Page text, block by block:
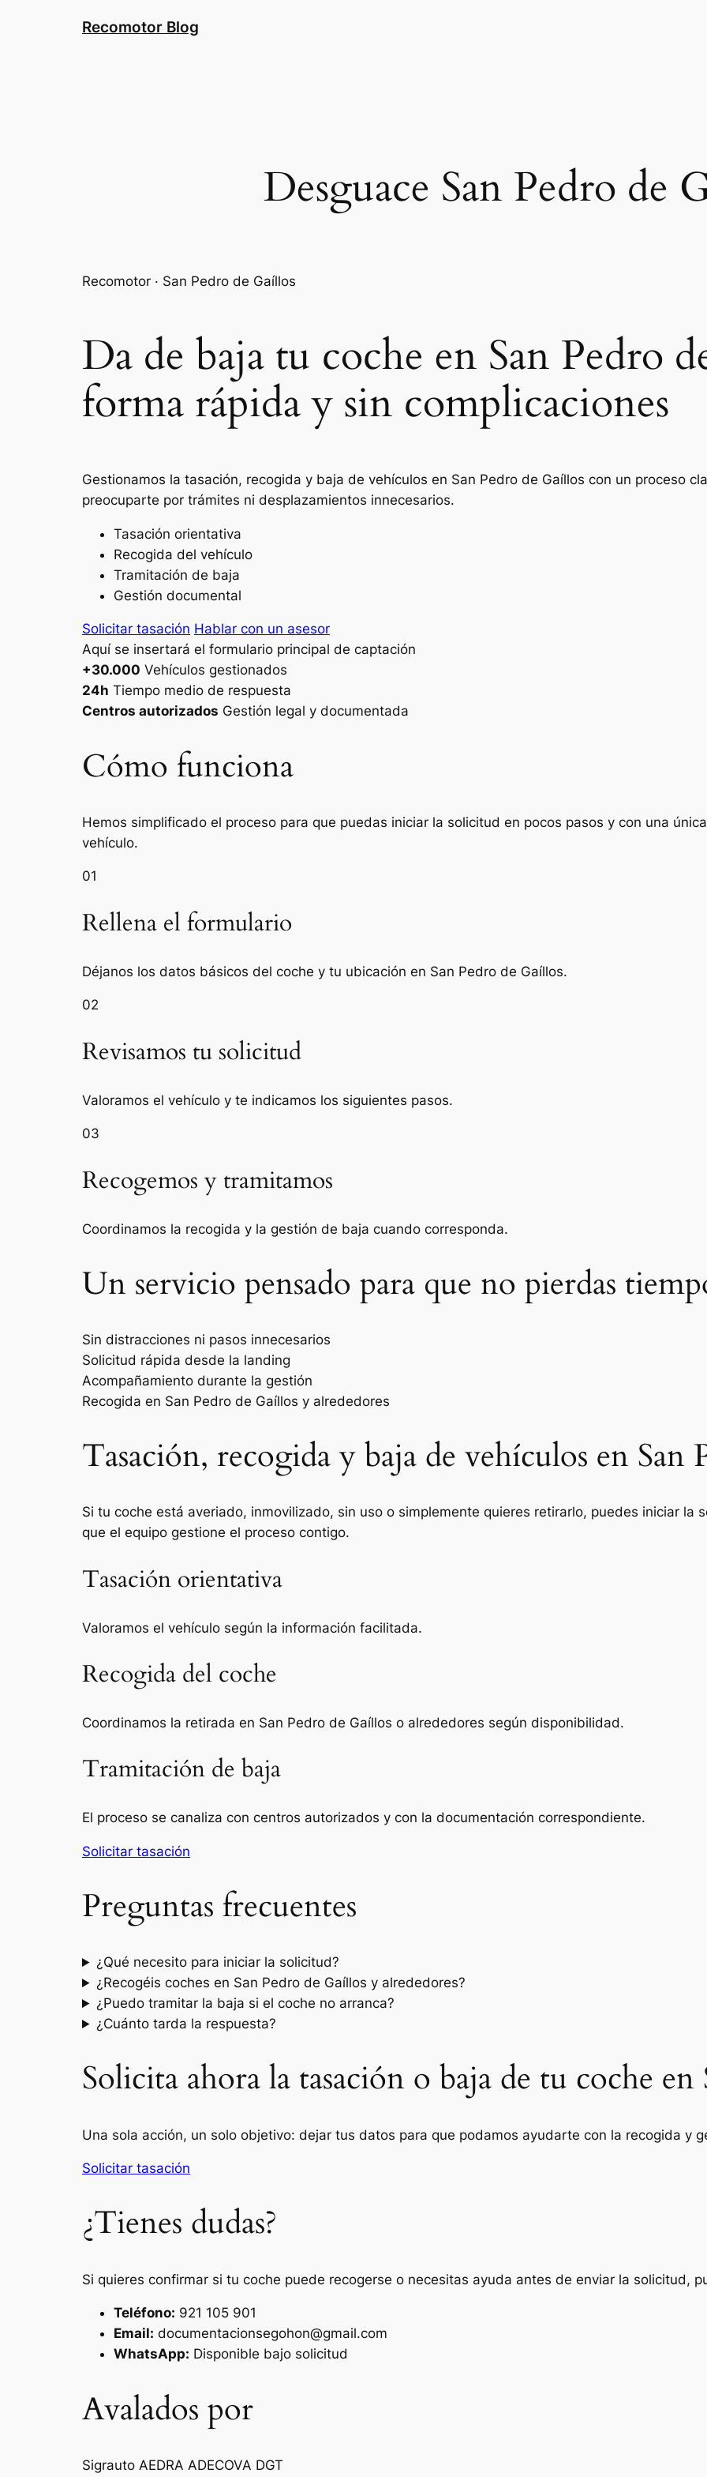
Recomotor Blog
Desguace San Pedro de
Recomotor · San Pedro de Gaíllos
Da de baja tu coche en San Pedro
forma rápida y sin complicaciones
Gestionamos la tasación, recogida y baja de vehículos en San Pedro de Gaíllos con un proceso
preocuparte por trámites ni desplazamientos innecesarios.
Tasación orientativa
Recogida del vehículo
Tramitación de baja
Gestión documental
Solicitar tasación Hablar con un asesor
Aquí se insertará el formulario principal de captación
+30.000 Vehículos gestionados
24h Tiempo medio de respuesta
Centros autorizados Gestión legal y documentada
Cómo funciona
Hemos simplificado el proceso para que puedas iniciar la solicitud en pocos pasos y con una
vehículo.
01
Rellena el formulario
Déjanos los datos básicos del coche y tu ubicación en San Pedro de Gaíllos.
02
Revisamos tu solicitud
Valoramos el vehículo y te indicamos los siguientes pasos.
03
Recogemos y tramitamos
Coordinamos la recogida y la gestión de baja cuando corresponda.
Un servicio pensado para que no pierdas
Sin distracciones ni pasos innecesarios
Solicitud rápida desde la landing
Acompañamiento durante la gestión
Recogida en San Pedro de Gaíllos y alrededores
Tasación, recogida y baja de vehículos en San
Si tu coche está averiado, inmovilizado, sin uso o simplemente quieres retirarlo, puedes iniciar la
que el equipo gestione el proceso contigo.
Tasación orientativa
Valoramos el vehículo según la información facilitada.
Recogida del coche
Coordinamos la retirada en San Pedro de Gaíllos o alrededores según disponibilidad.
Tramitación de baja
El proceso se canaliza con centros autorizados y con la documentación correspondiente.
Solicitar tasación
Preguntas frecuentes
¿Qué necesito para iniciar la solicitud?
¿Recogéis coches en San Pedro de Gaíllos y alrededores?
¿Puedo tramitar la baja si el coche no arranca?
¿Cuánto tarda la respuesta?
Solicita ahora la tasación o baja de tu coche
Una sola acción, un solo objetivo: dejar tus datos para que podamos ayudarte con la recogida y
Solicitar tasación
¿Tienes dudas?
Si quieres confirmar si tu coche puede recogerse o necesitas ayuda antes de enviar la solicitud,
Teléfono: 921 105 901
Email: documentacionsegohon@gmail.com
WhatsApp: Disponible bajo solicitud
Avalados por
Sigrauto AEDRA ADECOVA DGT